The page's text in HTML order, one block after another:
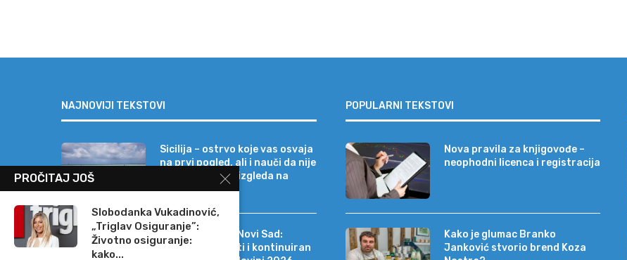
NAJNOVIJI TEKSTOVI
Sicilija – ostrvo koje vas osvaja
na prvi pogled, ali i nauči da nije
sve onako kako izgleda na
razglednici
Erste Bank a.d. Novi Sad:
Stabilni rezultati i kontinuiran
POPULARNI TEKSTOVI
Nova pravila za knjigovođe –
neophodni licenca i registracija
Kako je glumac Branko
Janković stvorio brend Koza
PROČITAJ JOŠ
Slobodanka Vukadinović,
„Triglav Osiguranje”:
Životno osiguranje:
kako...